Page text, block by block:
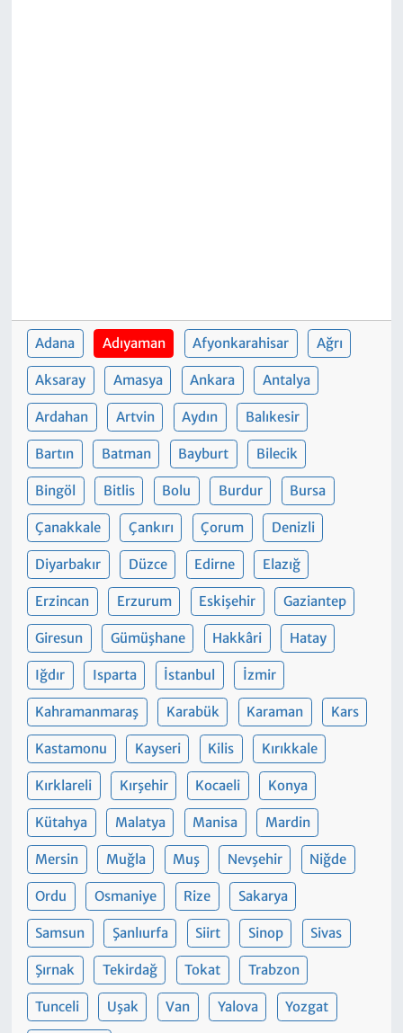
Adana Adıyaman Afyonkarahisar Ağrı
Aksaray Amasya Ankara Antalya
Ardahan Artvin Aydın Balıkesir
Bartın Batman Bayburt Bilecik
Bingöl Bitlis Bolu Burdur Bursa
Çanakkale Çankırı Çorum Denizli
Diyarbakır Düzce Edirne Elazığ
Erzincan Erzurum Eskişehir Gaziantep
Giresun Gümüşhane Hakkâri Hatay
Iğdır Isparta İstanbul İzmir
Kahramanmaraş Karabük Karaman Kars
Kastamonu Kayseri Kilis Kırıkkale
Kırklareli Kırşehir Kocaeli Konya
Kütahya Malatya Manisa Mardin
Mersin Muğla Muş Nevşehir Niğde
Ordu Osmaniye Rize Sakarya
Samsun Şanlıurfa Siirt Sinop Sivas
Şırnak Tekirdağ Tokat Trabzon
Tunceli Uşak Van Yalova Yozgat